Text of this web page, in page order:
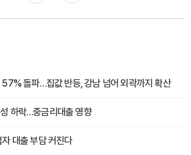
57% 돌파…집값 반등, 강남 넘어 외곽까지 확산
하락…중금리대출 영향
대출 부담 커진다